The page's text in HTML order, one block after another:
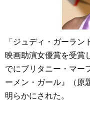
「ジュディ・ガーラ
映画助演女優賞を受賞
でにブリタニー・マー
ーメン・ガール』（原
明らかにされた。